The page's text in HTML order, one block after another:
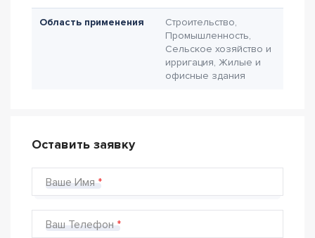
Область применения
Строительство,
Промышленность,
Сельское хозяйство и
ирригация, Жилые и
офисные здания
Оставить заявку
Ваше Имя
Ваш Телефон